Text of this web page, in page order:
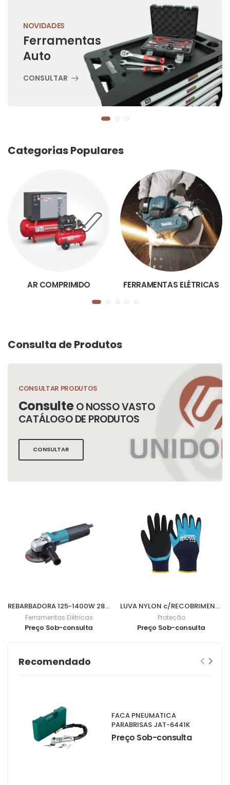
NOVIDADES
Ferramentas
Auto
CONSULTAR
Categorias Populares
AR COMPRIMIDO FERRAMENTAS ELÉTRICAS
Consulta de Produtos
CONSULTAR PRODUTOS
ConsulteO NOSSO VASTO
CATÁLOGO DE PRODUTOS
CONSULTAR
REBARBADORA 125-1400W 2800-11000Rpm 9565CVR
Ferramentas Elétricas
Preço Sob-consulta
LUVA NYLON c/RECOBRIMENTO NITRILO FOAM 3/4 9 - 0701057
Proteção
Preço Sob-consulta
Recomendado
FACA PNEUMATICA
PARABRISAS JAT-6441K
Preço Sob-consulta